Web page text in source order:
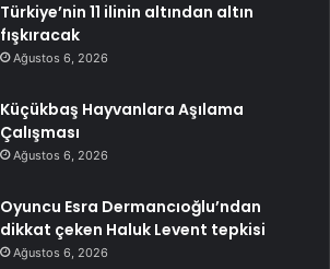
Türkiye’nin 11 ilinin altından altın
fışkıracak
Ağustos 6, 2026
Küçükbaş Hayvanlara Aşılama
Çalışması
Ağustos 6, 2026
Oyuncu Esra Dermancıoğlu’ndan
dikkat çeken Haluk Levent tepkisi
Ağustos 6, 2026